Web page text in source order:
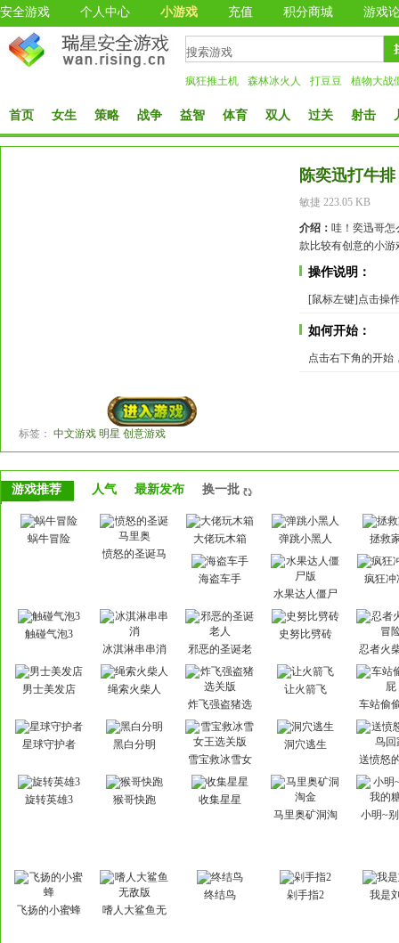
安全游戏 个人中心 小游戏 充值 积分商城 游戏
疯狂推土机 森林冰火人 打豆豆 植物大战
首页 女生 策略 战争 益智 体育 双人 过关 射击
陈奕迅打牛排
敏捷 223.05 KB
介绍： 哇！奕迅哥怎
款比较有创意的小
操作说明：
[鼠标左键]点击操
如何开始：
点击右下角的开始
标签： 中文游戏 明星 创意游戏
游戏推荐 人气 最新发布 换一批
蜗牛冒险
愤怒的圣诞马
大佬玩木箱 弹跳小黑人 拯救
海盗车手
水果达人僵尸
疯狂冲
触碰气泡3
冰淇淋串串消
邪恶的圣诞老
史努比劈砖
忍者火
男士美发店
绳索火柴人
炸飞强盗猪选
让火箭飞
车站偷
星球守护者
黑白分明
雪宝救冰雪女
洞穴逃生
送愤怒
旋转英雄3 猴哥快跑
收集星星
马里奥矿洞淘
小明~
飞扬的小蜜蜂
嗜人大鲨鱼无
终结鸟 剁手指2 我是